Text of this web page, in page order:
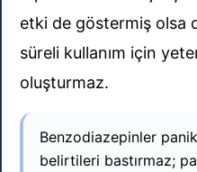
etki de göstermiş olsa
süreli kullanım için
oluşturmaz.
Benzodiazepinler
belirtileri bastırmaz;